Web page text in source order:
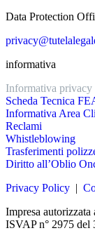
Data Protection
informativa
Informativa
Scheda Tecnica
Informativa Area
Reclami
Whistleblowing
Trasferimenti
Diritto all’Oblio
Privacy Policy
Impresa
ISVAP n° 2975 del